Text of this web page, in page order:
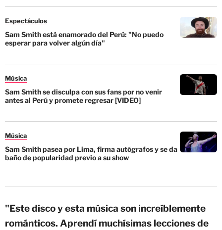
Espectáculos
Sam Smith está enamorado del Perú: "No puedo
esperar para volver algún día"
Música
Sam Smith se disculpa con sus fans por no venir
antes al Perú y promete regresar [VIDEO]
Música
Sam Smith pasea por Lima, firma autógrafos y se da
baño de popularidad previo a su show
"Este disco y esta música son increíblemente
románticos. Aprendí muchísimas lecciones de